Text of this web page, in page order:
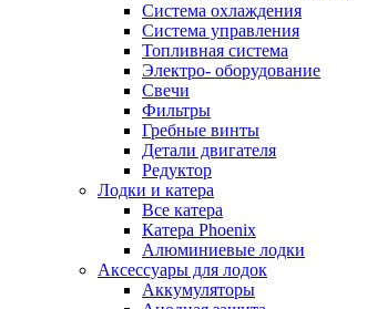
Система охлаждения
Система управления
Топливная система
Электро- оборудование
Свечи
Фильтры
Гребные винты
Детали двигателя
Редуктор
Лодки и катера
Все катера
Катера Phoenix
Алюминиевые лодки
Аксессуары для лодок
Аккумуляторы